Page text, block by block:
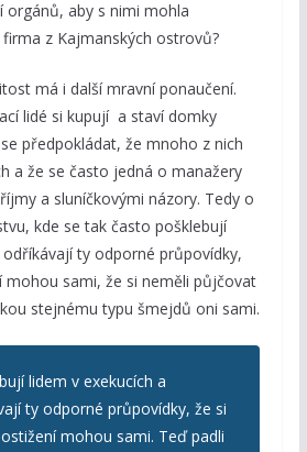
orgánů, aby s nimi mohla
z Kajmanských ostrovů?
má i další mravní ponaučení.
lidé si kupují a staví domky
předpokládat, že mnoho z nich
a že se často jedná o manažery
a sluníčkovými názory. Tedy o
kde se tak často pošklebují
ty odporné průpovídky,
mohou sami, že si neměli půjčovat
stejnému typu šmejdů oni sami.
lidem v exekucích a
ty odporné průpovídky, že si
mohou sami. Teď padli